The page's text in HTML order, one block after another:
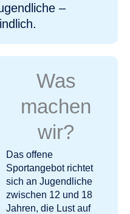
–
Was
machen
wir?
Das offene
Sportangebot richtet
sich an Jugendliche
zwischen 12 und 18
Jahren, die Lust auf